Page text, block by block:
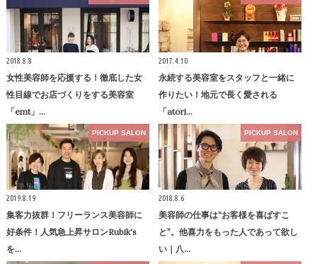
2018.8.8
女性美容師を応援する！徹底した女
性目線でお店づくりをする美容室
「emt」…
2017.4.10
永続する美容室をスタッフと一緒に
作りたい！地元で長く愛される
「atori…
PICKUP SALON
2019.8.19
集客力抜群！フリーランス美容師に
好条件！人気急上昇サロンRubik's
を…
PICKUP SALON
2018.8.6
美容師の仕事は“お客様を喜ばすこ
と”。他喜力をもった人であって欲し
い｜八…